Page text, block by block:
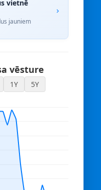
vietnē
jauniem
vēsture
1Y 5Y